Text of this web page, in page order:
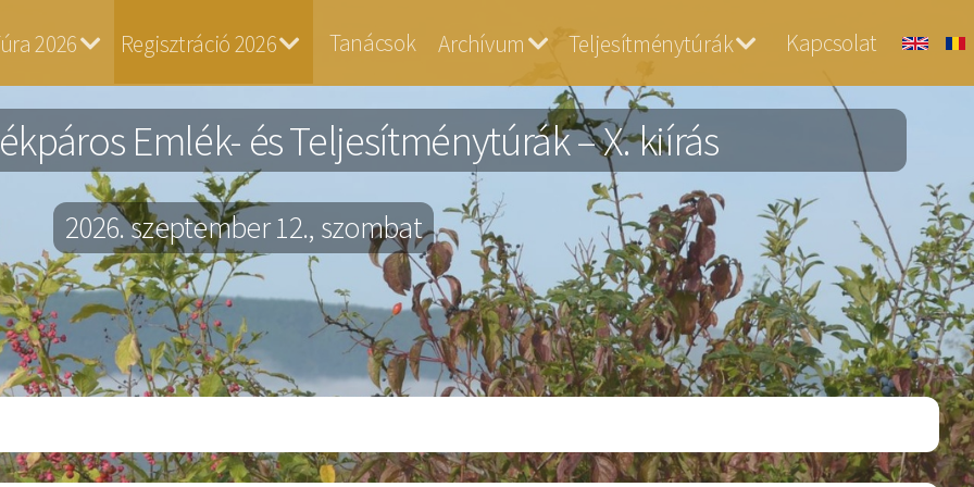
2026 Regisztráció 2026 Tanácsok Archívum Teljesítménytúrák Kapcsolat
Emlék- és Teljesítménytúrák – X. kiírás
2026. szeptember 12., szombat